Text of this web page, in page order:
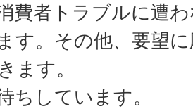
費者トラブルに遭
す。その他、要望
ます。
ちしています。